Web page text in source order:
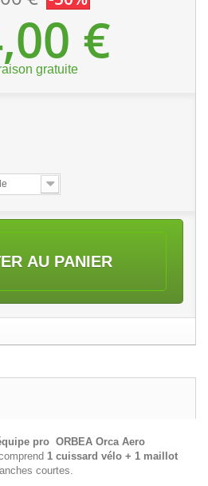
€
gratuite
AU PANIER
pro ORBEA Orca Aero
1 cuissard vélo + 1 maillot
courtes.